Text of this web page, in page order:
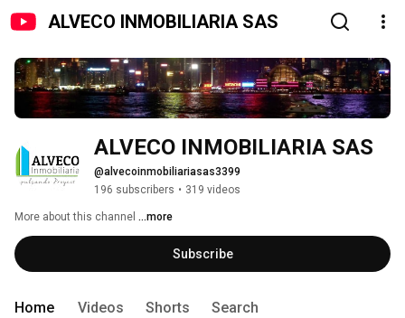
ALVECO INMOBILIARIA SAS
ALVECO INMOBILIARIA SAS
@alvecoinmobiliariasas3399
196 subscribers • 319 videos
More about this channel ...more
Subscribe
Home Videos Shorts Search